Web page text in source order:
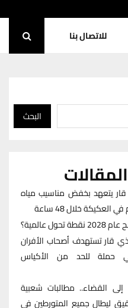
للاتصال بنا
البحث
يتعهد بخفض مناسيب مياه
خلال 48 ساعة
عالمية؟
ذي قار تستهدف أصحاب الأفران
حملة للحد من الأكياس
إلى القضاء.. مطالبات شعبية
ليطال جميع المتورطين في